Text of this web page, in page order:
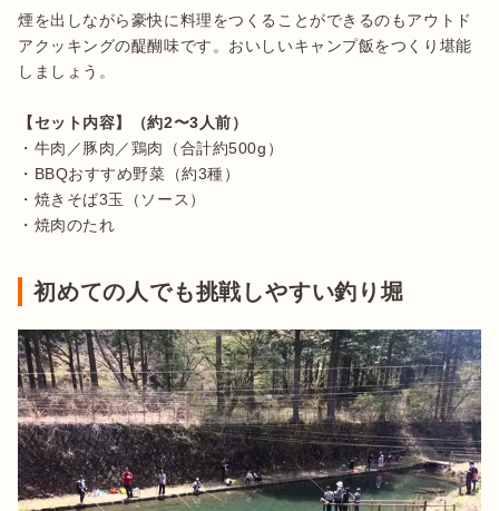
煙を出しながら豪快に料理をつくることができるのもアウトド
アクッキングの醍醐味です。おいしいキャンプ飯をつくり堪能
しましょう。
【セット内容】（約2〜3人前）
・牛肉／豚肉／鶏肉（合計約500g）
・BBQおすすめ野菜（約3種）
・焼きそば3玉（ソース）
・焼肉のたれ
初めての人でも挑戦しやすい釣り堀